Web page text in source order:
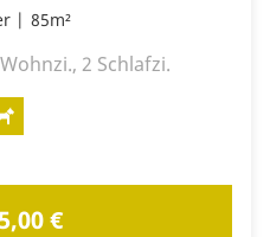
85m²
2 Schlafzi.
€